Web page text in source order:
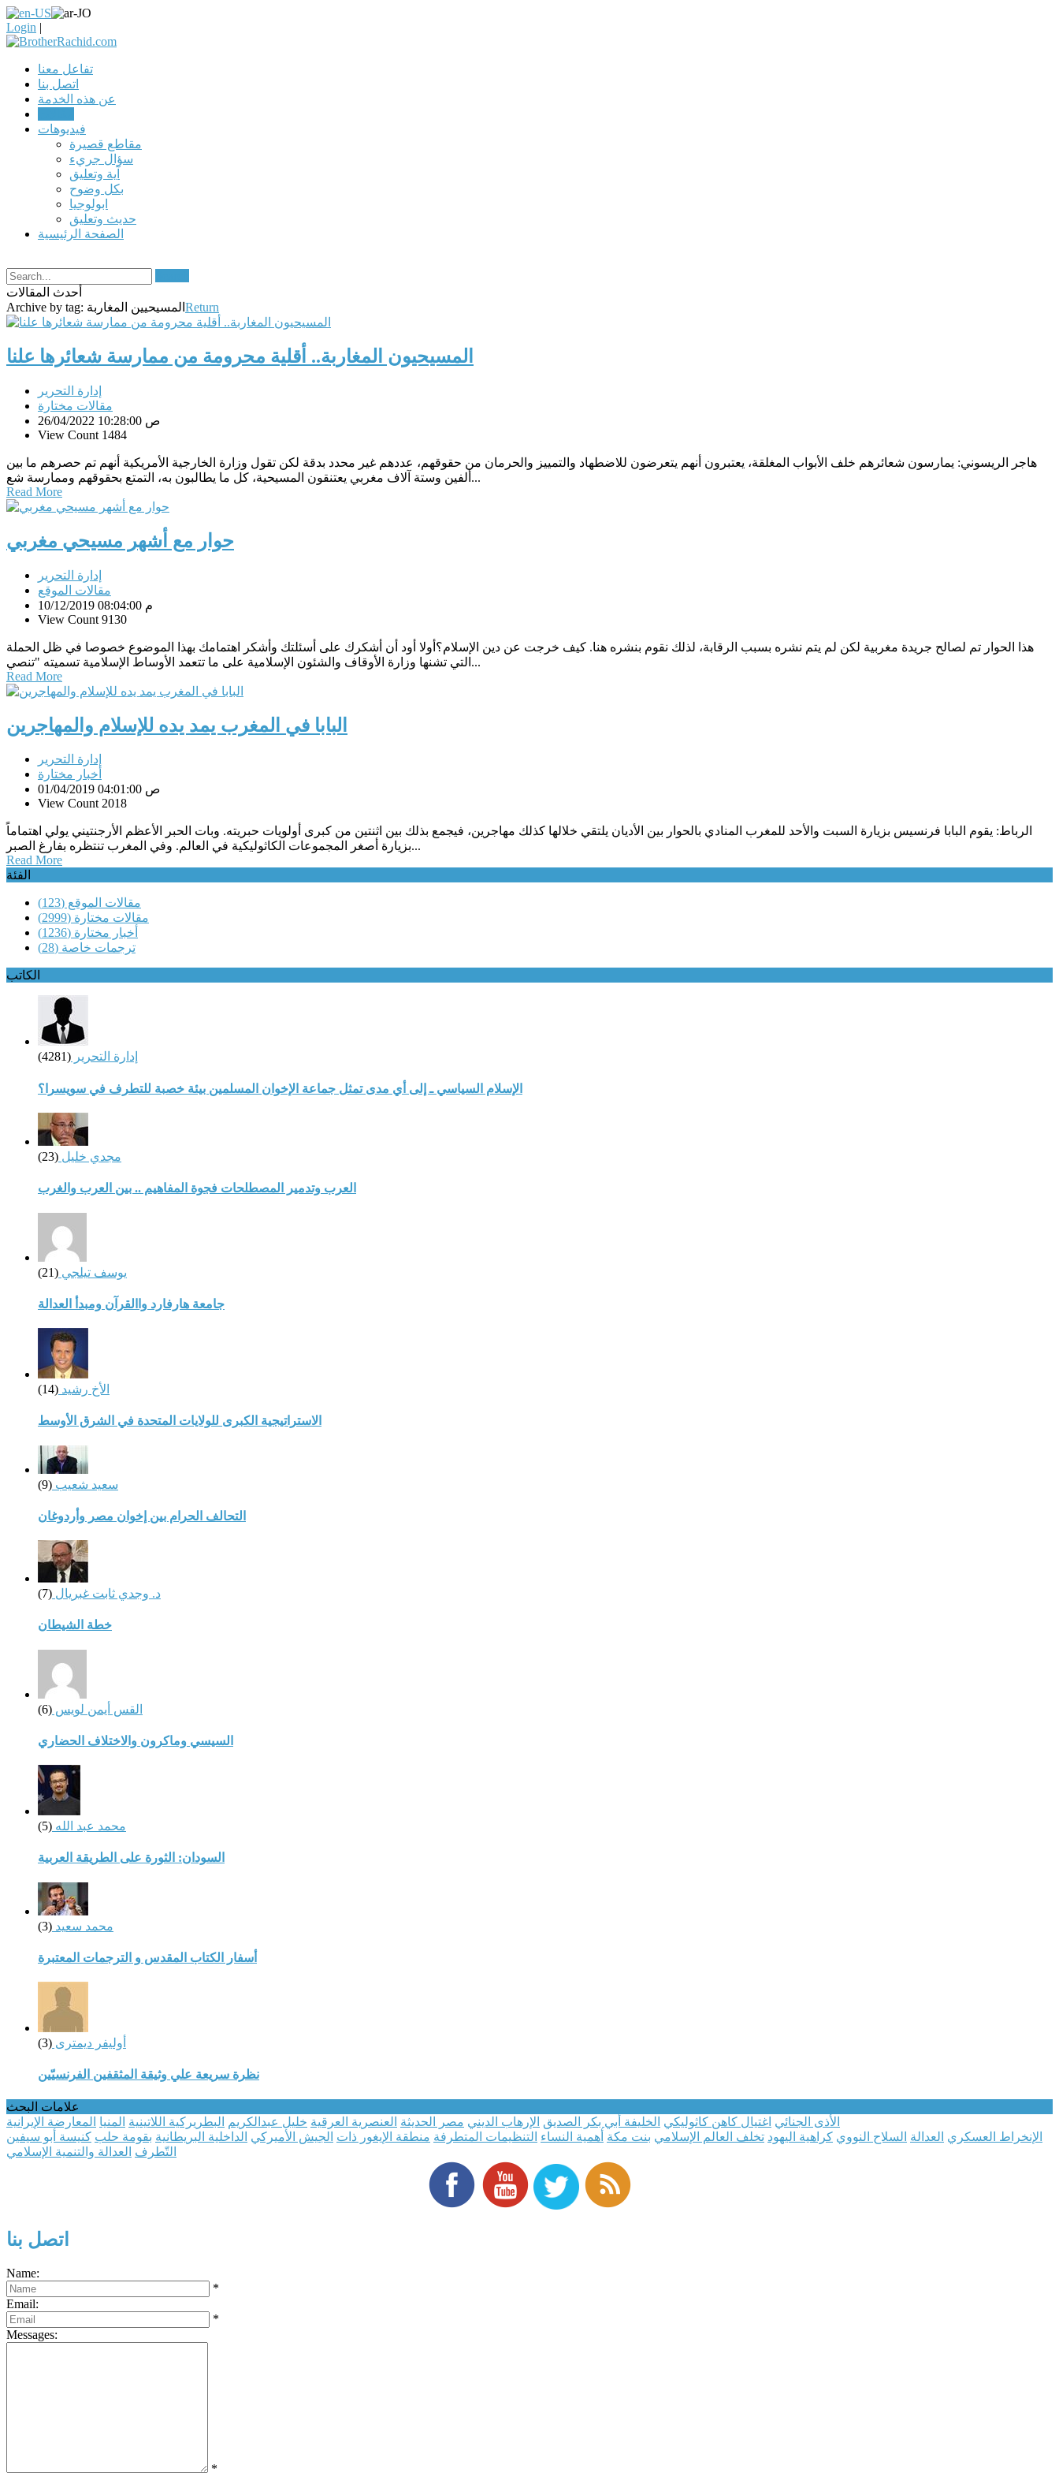
Login |
تفاعل معنا
اتصل بنا
عن هذه الخدمة
فيديوهات
مقاطع قصيرة
سؤال جريء
آية وتعليق
بكل وضوح
ابولوجيا
حديث وتعليق
الصفحة الرئيسية
أحدث المقالات
Archive by tag: المسيحيين المغاربة Return
المسيحيون المغاربة.. أقلية محرومة من ممارسة شعائرها علنا
إدارة التحرير
مقالات مختارة
26/04/2022 10:28:00 ص
View Count 1484
هاجر الريسوني: يمارسون شعائرهم خلف الأبواب المغلقة، يعتبرون أنهم يتعرضون للاضطهاد والتمييز والحرمان من حقوقهم، عددهم غير محدد بدقة لكن تقول وزارة الخارجية الأمريكية أنهم تم حصرهم ما بين
ألفين وستة آلاف مغربي يعتنقون المسيحية، كل ما يطالبون به، التمتع بحقوقهم وممارسة شع...
Read More
حوار مع أشهر مسيحي مغربي
إدارة التحرير
مقالات الموقع
10/12/2019 08:04:00 م
View Count 9130
هذا الحوار تم لصالح جريدة مغربية لكن لم يتم نشره بسبب الرقابة، لذلك نقوم بنشره هنا. كيف خرجت عن دين الإسلام؟أولا أود أن أشكرك على أسئلتك وأشكر اهتمامك بهذا الموضوع خصوصا في ظل الحملة
التي تشنها وزارة الأوقاف والشئون الإسلامية على ما تتعمد الأوساط الإسلامية تسميته "تنصي...
Read More
البابا في المغرب يمد يده للإسلام والمهاجرين
إدارة التحرير
أخبار مختارة
01/04/2019 04:01:00 ص
View Count 2018
الرباط: يقوم البابا فرنسيس بزيارة السبت والأحد للمغرب المنادي بالحوار بين الأديان يلتقي خلالها كذلك مهاجرين، فيجمع بذلك بين اثنتين من كبرى أولويات حبريته. وبات الحبر الأعظم الأرجنتيني يولي اهتماماً
بزيارة أصغر المجموعات الكاثوليكية في العالم. وفي المغرب تنتظره بفارغ الصبر...
Read More
الفئة
مقالات الموقع (123)
مقالات مختارة (2999)
أخبار مختارة (1236)
ترجمات خاصة (28)
الكاتب
إدارة التحرير (4281)
الإسلام السياسي ـ إلى أي مدى تمثل جماعة الإخوان المسلمين بيئة خصبة للتطرف في سويسرا؟
مجدي خليل (23)
العرب وتدمير المصطلحات فجوة المفاهيم .. بين العرب والغرب
يوسف تيلجي (21)
جامعة هارفارد واالقرآن ومبدأ العدالة
الأخ رشيد (14)
الاستراتيجية الكبرى للولايات المتحدة في الشرق الأوسط
سعيد شعيب (9)
التحالف الحرام بين إخوان مصر وأردوغان
د. وجدي ثابت غبريال (7)
خطة الشيطان
القس أيمن لويس (6)
السيسي وماكرون والاختلاف الحضاري
محمد عبد الله (5)
السودان: الثورة على الطريقة العربية
محمد سعيد (3)
أسفار الكتاب المقدس و الترجمات المعتبرة
أوليفر ديمترى (3)
نظرة سريعة علي وثيقة المثقفين الفرنسيّين
علامات البحث
الأذى الجنائي اغتيال كاهن كاثوليكي الخليفة أبي بكر الصديق الإرهاب الديني مصر الحديثة العنصرية العرقية خليل عبدالكريم البطريركية اللاتينية المنيا المعارضة الإيرانية
الإنخراط العسكري العدالة السلاح النووي كراهية اليهود تخلف العالم الإسلامي بنت مكة أهمية النساء التنظيمات المتطرفة منطقة الإيغور ذات الجيش الأميركي الداخلية البريطانية بقومة حلب كنيسة أبو سيفين
التّطرف العدالة والتنمية الإسلامي
اتصل بنا
Name:
*
Email:
*
Messages:
*